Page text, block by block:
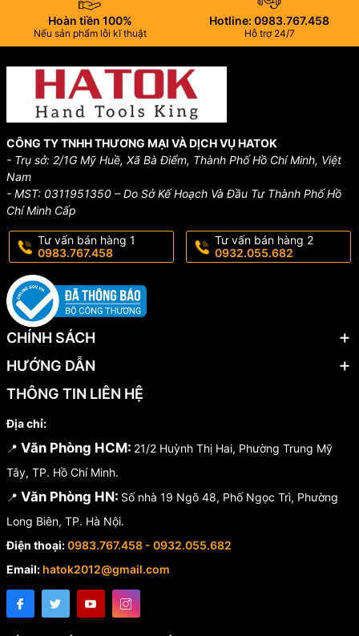
Hoàn tiền 100%
Nếu sản phẩm lỗi kĩ thuật
Hotline: 0983.767.458
Hỗ trợ 24/7
CÔNG TY TNHH THƯƠNG MẠI VÀ DỊCH VỤ HATOK
- Trụ sở: 2/1G Mỹ Huề, Xã Bà Điểm, Thành Phố Hồ Chí Minh, Việt
Nam
- MST: 0311951350 – Do Sở Kế Hoạch Và Đầu Tư Thành Phố Hồ
Chí Minh Cấp
Tư vấn bán hàng 1
0983.767.458
Tư vấn bán hàng 2
0932.055.682
CHÍNH SÁCH
HƯỚNG DẪN
THÔNG TIN LIÊN HỆ
Địa chỉ:
📍 Văn Phòng HCM: 21/2 Huỳnh Thị Hai, Phường Trung Mỹ
Tây, TP. Hồ Chí Minh.
📍 Văn Phòng HN: Số nhà 19 Ngõ 48, Phố Ngọc Trì, Phường
Long Biên, TP. Hà Nội.
Điện thoại:0983.767.458 - 0932.055.682
Email: hatok2012@gmail.com